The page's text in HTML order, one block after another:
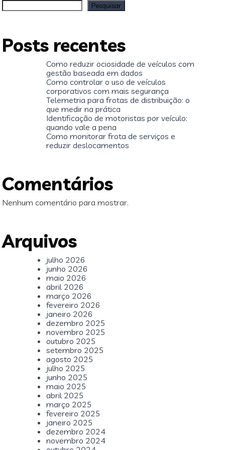
Pesquisar
Posts recentes
Como reduzir ociosidade de veículos com
gestão baseada em dados
Como controlar o uso de veículos
corporativos com mais segurança
Telemetria para frotas de distribuição: o
que medir na prática
Identificação de motoristas por veículo:
quando vale a pena
Como monitorar frota de serviços e
reduzir deslocamentos
Comentários
Nenhum comentário para mostrar.
Arquivos
julho 2026
junho 2026
maio 2026
abril 2026
março 2026
fevereiro 2026
janeiro 2026
dezembro 2025
novembro 2025
outubro 2025
setembro 2025
agosto 2025
julho 2025
junho 2025
maio 2025
abril 2025
março 2025
fevereiro 2025
janeiro 2025
dezembro 2024
novembro 2024